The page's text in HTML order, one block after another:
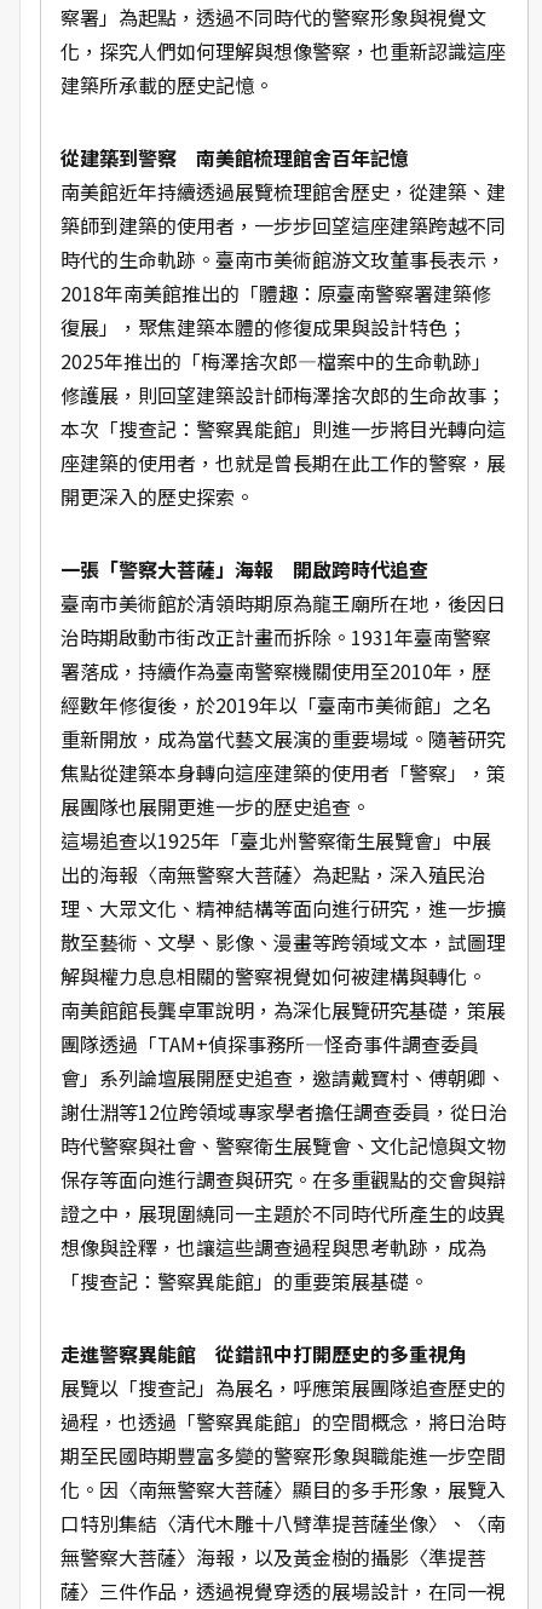
察署」為起點，透過不同時代的警察形象與視覺文
化，探究人們如何理解與想像警察，也重新認識這座
建築所承載的歷史記憶。
從建築到警察 南美館梳理館舍百年記憶
南美館近年持續透過展覽梳理館舍歷史，從建築、建
築師到建築的使用者，一步步回望這座建築跨越不同
時代的生命軌跡。臺南市美術館游文玫董事長表示，
2018年南美館推出的「體趣：原臺南警察署建築修
復展」，聚焦建築本體的修復成果與設計特色；
2025年推出的「梅澤捨次郎—檔案中的生命軌跡」
修護展，則回望建築設計師梅澤捨次郎的生命故事；
本次「搜查記：警察異能館」則進一步將目光轉向這
座建築的使用者，也就是曾長期在此工作的警察，展
開更深入的歷史探索。
一張「警察大菩薩」海報 開啟跨時代追查
臺南市美術館於清領時期原為龍王廟所在地，後因日
治時期啟動市街改正計畫而拆除。1931年臺南警察
署落成，持續作為臺南警察機關使用至2010年，歷
經數年修復後，於2019年以「臺南市美術館」之名
重新開放，成為當代藝文展演的重要場域。隨著研究
焦點從建築本身轉向這座建築的使用者「警察」，策
展團隊也展開更進一步的歷史追查。
這場追查以1925年「臺北州警察衛生展覽會」中展
出的海報〈南無警察大菩薩〉為起點，深入殖民治
理、大眾文化、精神結構等面向進行研究，進一步擴
散至藝術、文學、影像、漫畫等跨領域文本，試圖理
解與權力息息相關的警察視覺如何被建構與轉化。
南美館館長龔卓軍說明，為深化展覽研究基礎，策展
團隊透過「TAM+偵探事務所—怪奇事件調查委員
會」系列論壇展開歷史追查，邀請戴寶村、傅朝卿、
謝仕淵等12位跨領域專家學者擔任調查委員，從日治
時代警察與社會、警察衛生展覽會、文化記憶與文物
保存等面向進行調查與研究。在多重觀點的交會與辯
證之中，展現圍繞同一主題於不同時代所產生的歧異
想像與詮釋，也讓這些調查過程與思考軌跡，成為
「搜查記：警察異能館」的重要策展基礎。
走進警察異能館 從錯訊中打開歷史的多重視角
展覽以「搜查記」為展名，呼應策展團隊追查歷史的
過程，也透過「警察異能館」的空間概念，將日治時
期至民國時期豐富多變的警察形象與職能進一步空間
化。因〈南無警察大菩薩〉顯目的多手形象，展覽入
口特別集結〈清代木雕十八臂準提菩薩坐像〉、〈南
無警察大菩薩〉海報，以及黃金樹的攝影〈準提菩
薩〉三件作品，透過視覺穿透的展場設計，在同一視